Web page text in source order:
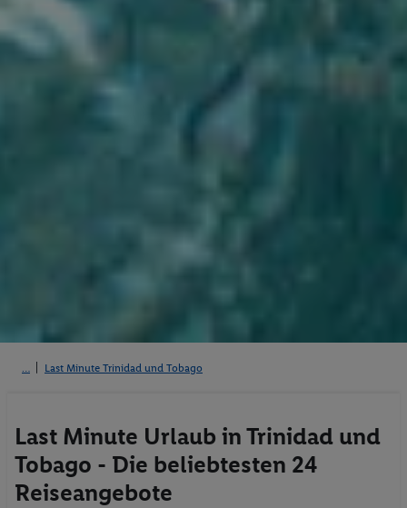
Last Minute Trinidad und Tobago
Last Minute Urlaub in Trinidad und
Tobago - Die beliebtesten 24
Reiseangebote